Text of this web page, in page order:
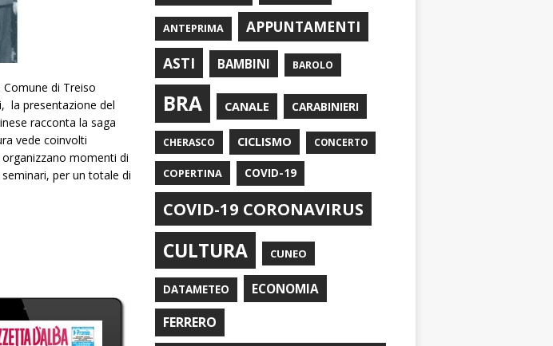
di Treiso
la presentazione del
racconta la saga
vede coinvolti
momenti di
per un totale di
ANTEPRIMA
APPUNTAMENTI
ASTI
BAMBINI BAROLO
BRA CANALE CARABINIERI
CHERASCO CICLISMO CONCERTO
COPERTINA COVID-19
COVID-19 CORONAVIRUS
CULTURA CUNEO
DATAMETEO ECONOMIA
FERRERO